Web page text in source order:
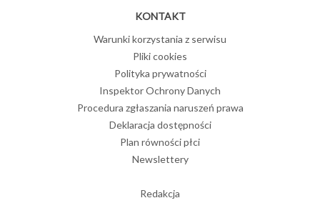
KONTAKT
Warunki korzystania z serwisu
Pliki cookies
Polityka prywatności
Inspektor Ochrony Danych
Procedura zgłaszania naruszeń prawa
Deklaracja dostępności
Plan równości płci
Newslettery
Redakcja